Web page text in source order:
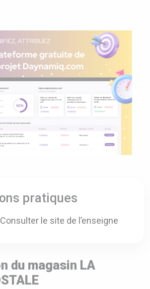
pratiques
Consulter le site de l’enseigne
du magasin LA